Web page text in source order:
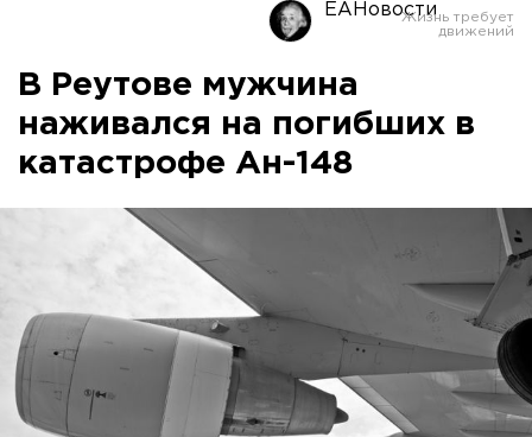
Оренбург
ЕАНовости
В Реутове мужчина
наживался на погибших в
катастрофе Ан-148